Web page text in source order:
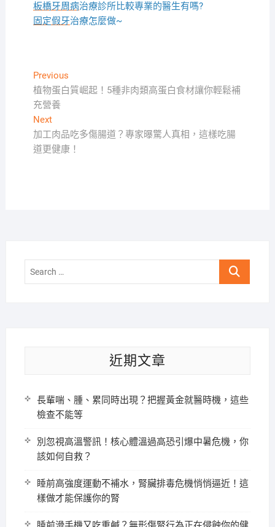
板橋牙周病治療診所比較專業的醫生有嗎?
固定假牙治療怎麼做~
文
章
導
覽
PreviousPrevious
post:
植物蛋白質崛起！5種非肉類高蛋白食材讓你輕鬆補
充營養
NextNext
post:
加工肉品吃多傷腸道？專家曝驚人真相，這樣吃腸
道更健康！
Search
近期文章
長輩喘、腫、累同時出現？把握黃金就醫時機，這些
檢查不能等
別忽視高溫警訊！核心體溫過高恐引爆中暑危機，你
該如何自救？
睡前高強度運動不補水，腎臟排毒危機悄悄逼近！這
樣做才能保護你的腎